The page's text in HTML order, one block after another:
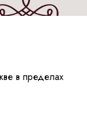
в пределах